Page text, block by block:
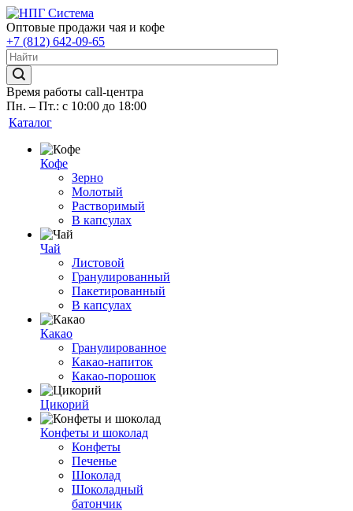
Оптовые продажи чая и кофе
+7 (812) 642-09-65
Время работы call-центра
Пн. – Пт.: с 10:00 до 18:00
Каталог
Кофе
Зерно
Молотый
Растворимый
В капсулах
Чай
Листовой
Гранулированный
Пакетированный
В капсулах
Какао
Гранулированное
Какао-напиток
Какао-порошок
Цикорий
Конфеты и шоколад
Конфеты
Печенье
Шоколад
Шоколадный
батончик